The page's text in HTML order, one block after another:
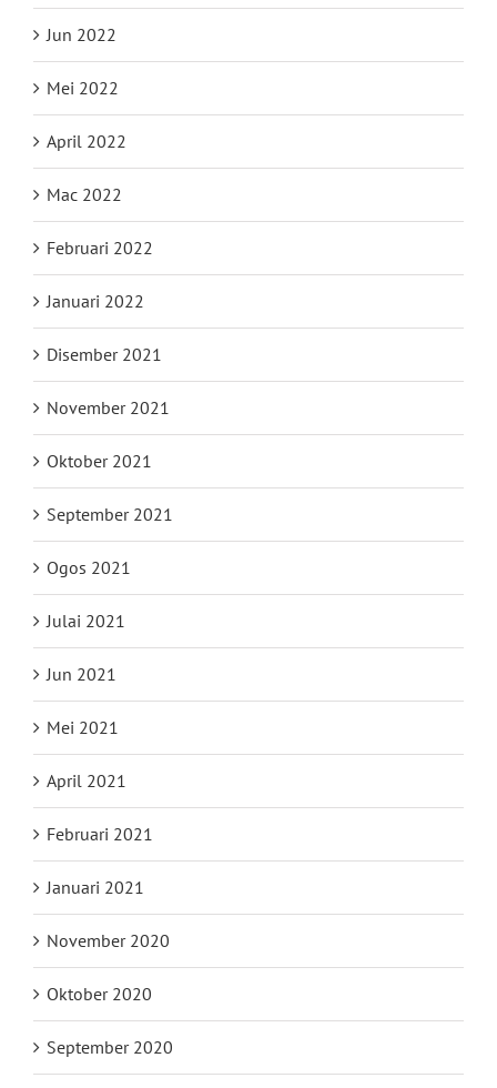
Jun 2022
Mei 2022
April 2022
Mac 2022
Februari 2022
Januari 2022
Disember 2021
November 2021
Oktober 2021
September 2021
Ogos 2021
Julai 2021
Jun 2021
Mei 2021
April 2021
Februari 2021
Januari 2021
November 2020
Oktober 2020
September 2020